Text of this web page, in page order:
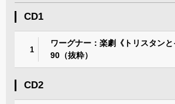
CD1
1
ワーグナー：楽劇《トリスタン
90（抜粋）
CD2